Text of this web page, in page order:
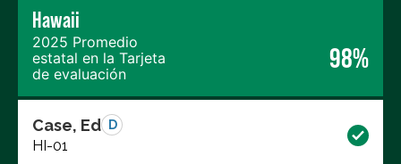
Hawaii
2025 Promedio
estatal en la Tarjeta
de evaluación
98%
Case, Ed D
HI-01